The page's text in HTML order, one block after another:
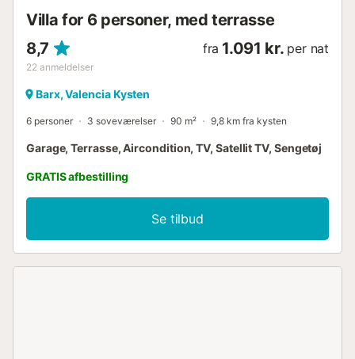
Villa for 6 personer, med terrasse
8,7
22 anmeldelser
fra 1.091 kr. per nat
Barx, Valencia Kysten
6 personer 3 soveværelser 90 m² 9,8 km fra kysten
Garage, Terrasse, Aircondition, TV, Satellit TV, Sengetøj
GRATIS afbestilling
Se tilbud